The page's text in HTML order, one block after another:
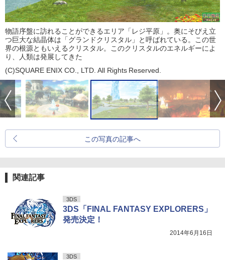
物語序盤に訪れることができるエリア「レジ平原」。奥にそびえ立
つ巨大な結晶体は「グランドクリスタル」と呼ばれている。この世
界の根源ともいえるクリスタル。このクリスタルのエネルギーによ
り、人類は発展してきた
(C)SQUARE ENIX CO., LTD. All Rights Reserved.
この写真の記事へ
関連記事
3DS
3DS「FINAL FANTASY EXPLORERS」
発売決定！
2014年6月16日
3DS